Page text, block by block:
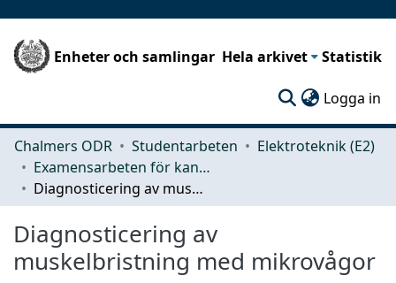
Enheter och samlingar Hela arkivet Statistik
Logga in
Chalmers ODR Studentarbeten
Elektroteknik (E2)
Examensarbeten för kandidatexamen
Diagnosticering av muskelbristning med mikrovågor
Diagnosticering av
muskelbristning med mikrovågor